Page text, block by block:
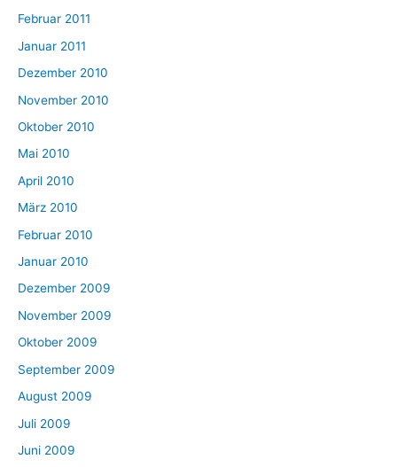
Februar 2011
Januar 2011
Dezember 2010
November 2010
Oktober 2010
Mai 2010
April 2010
März 2010
Februar 2010
Januar 2010
Dezember 2009
November 2009
Oktober 2009
September 2009
August 2009
Juli 2009
Juni 2009